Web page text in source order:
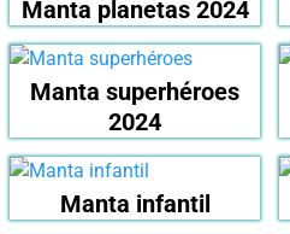
Manta planetas 2024
Manta superhéroes
2024
Manta infantil